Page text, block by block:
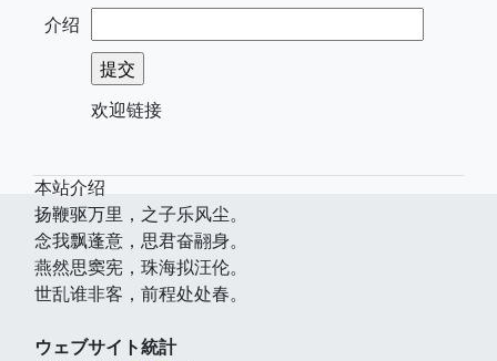
介绍
欢迎链接
本站介绍
扬鞭驱万里，之子乐风尘。
念我飘蓬意，思君奋翮身。
燕然思窦宪，珠海拟汪伦。
世乱谁非客，前程处处春。
ウェブサイト統計